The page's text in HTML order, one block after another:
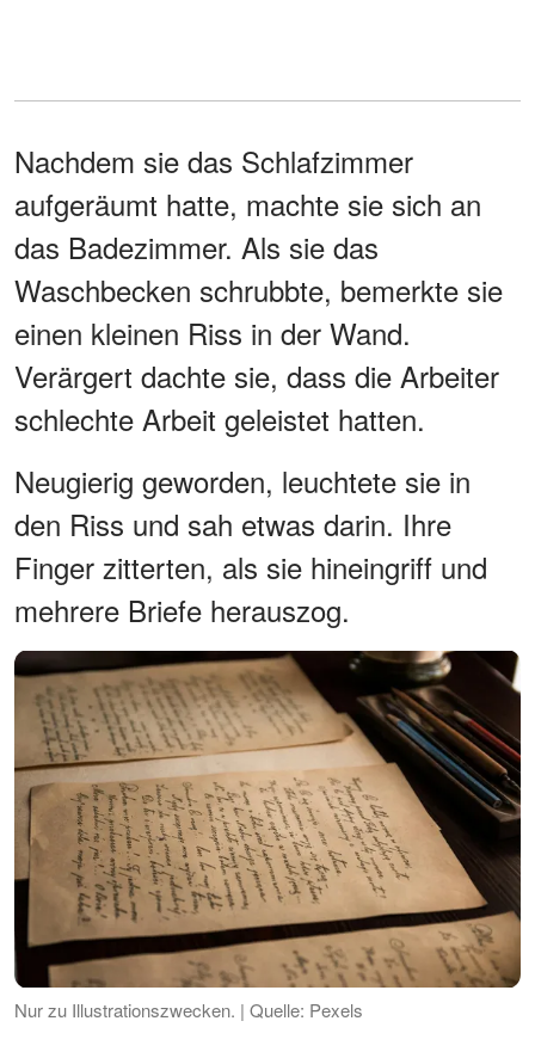
Nachdem sie das Schlafzimmer
aufgeräumt hatte, machte sie sich an
das Badezimmer. Als sie das
Waschbecken schrubbte, bemerkte sie
einen kleinen Riss in der Wand.
Verärgert dachte sie, dass die Arbeiter
schlechte Arbeit geleistet hatten.
Neugierig geworden, leuchtete sie in
den Riss und sah etwas darin. Ihre
Finger zitterten, als sie hineingriff und
mehrere Briefe herauszog.
Nur zu Illustrationszwecken. | Quelle: Pexels